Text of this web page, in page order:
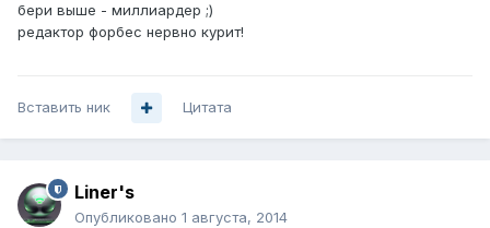
бери выше - миллиардер ;)
редактор форбес нервно курит!
Вставить ник Цитата
Liner's
Опубликовано 1 августа, 2014